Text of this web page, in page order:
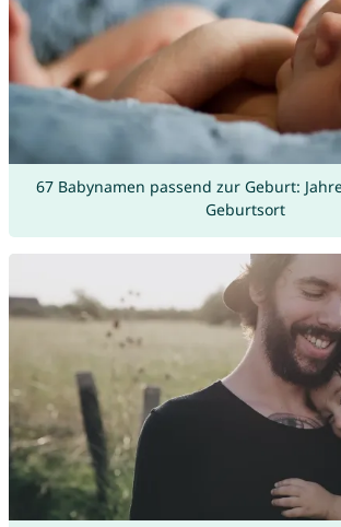
67 Babynamen passend zur Geburt:
Geburtsort